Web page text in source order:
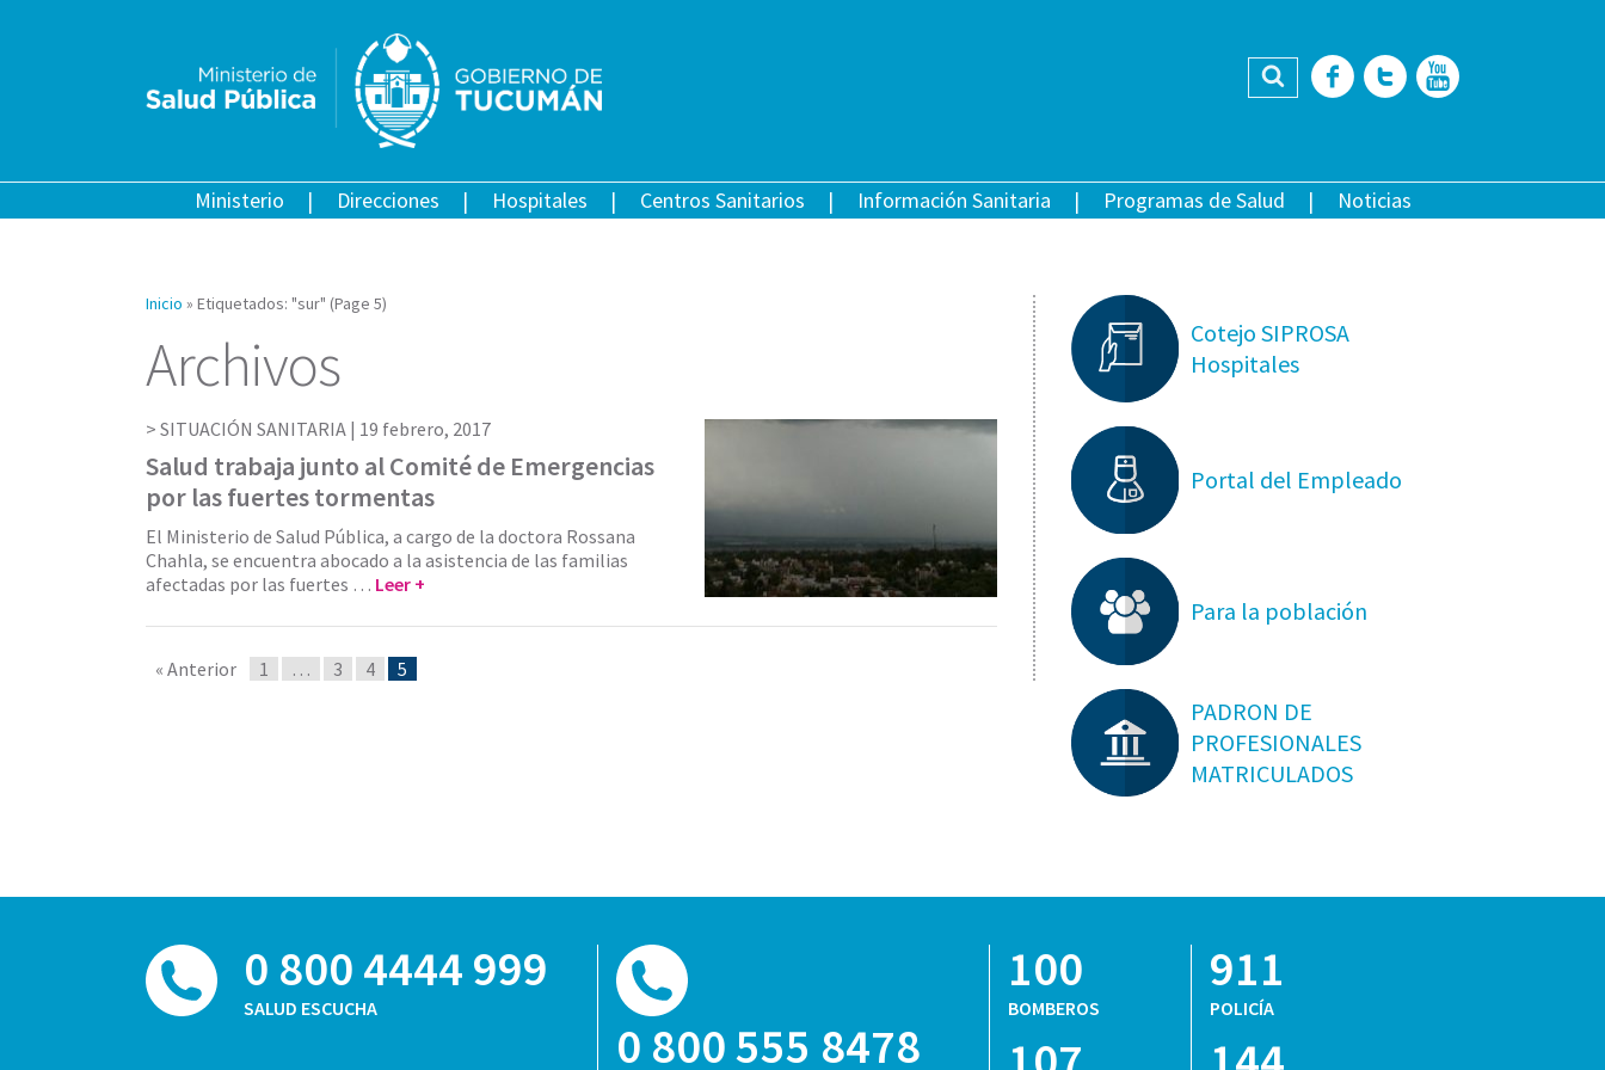
Buscar Facebook
Twitter
Ministerio Direcciones Hospitales Centros Sanitarios Información Sanitaria Programas de Salud Noticias
Inicio » Etiquetados: "sur" (Page 5)
Archivos
SITUACIÓN SANITARIA | 19 febrero, 2017
Salud trabaja junto al Comité de Emergencias
por las fuertes tormentas
El Ministerio de Salud Pública, a cargo de la doctora Rossana
Chahla, se encuentra abocado a la asistencia de las familias
afectadas por las fuertes … Leer +
« Anterior 1 … 3 4 5
Cotejo SIPROSA
Hospitales
Portal del Empleado
Para la población
PADRON DE
PROFESIONALES
MATRICULADOS
0 800 4444 999
SALUD ESCUCHA
0 800 555 8478
100
BOMBEROS
911
POLICÍA